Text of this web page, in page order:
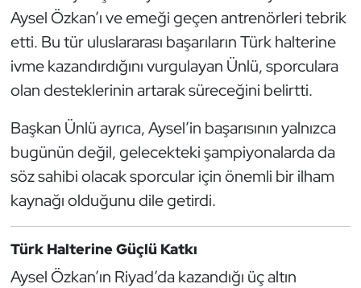
Aysel Özkan’ı ve emeği geçen antrenörleri tebrik
etti. Bu tür uluslararası başarıların Türk halterine
ivme kazandırdığını vurgulayan Ünlü, sporculara
olan desteklerinin artarak süreceğini belirtti.
Başkan Ünlü ayrıca, Aysel’in başarısının yalnızca
bugünün değil, gelecekteki şampiyonalarda da
söz sahibi olacak sporcular için önemli bir ilham
kaynağı olduğunu dile getirdi.
Türk Halterine Güçlü Katkı
Aysel Özkan’ın Riyad’da kazandığı üç altın
Muay Thai
Optimist
Oryantiring
Paralimpik